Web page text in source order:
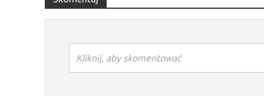
Kliknij, aby skomentować